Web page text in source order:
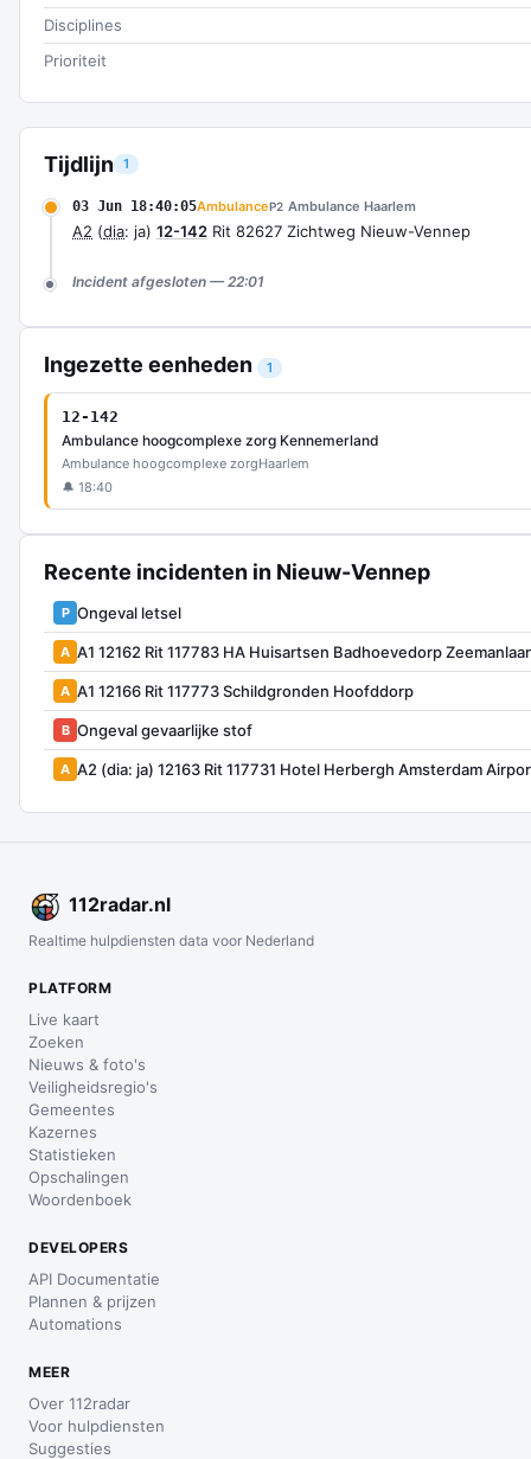
Tijdlijn 1
03 Jun 18:40:05AmbulanceP2 Ambulance Haarlem
A2 (dia: ja) 12-142 Rit 82627 Zichtweg Nieuw-Vennep
Incident afgesloten — 22:01
Ingezette eenheden 1
12-142
Ambulance hoogcomplexe zorg Kennemerland
Ambulance hoogcomplexe zorgHaarlem
🔔 18:40
Recente incidenten in Nieuw-Vennep
P Ongeval letsel
A A1 12162 Rit 117783 HA Huisartsen Badhoevedorp
A A1 12166 Rit 117773 Schildgronden Hoofddorp
B Ongeval gevaarlijke stof
A A2 (dia: ja) 12163 Rit 117731 Hotel Herbergh Amsterdam
Disciplines
Prioriteit
112radar.nl
Realtime hulpdiensten data voor Nederland
PLATFORM
Live kaart
Zoeken
Nieuws & foto's
Veiligheidsregio's
Gemeentes
Kazernes
Statistieken
Opschalingen
Woordenboek
DEVELOPERS
API Documentatie
Plannen & prijzen
Automations
MEER
Over 112radar
Voor hulpdiensten
Suggesties